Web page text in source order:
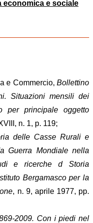
economica e sociale
e Commercio, Bollettino
Situazioni mensili dei
per principale oggetto
n. 1, p. 119;
delle Casse Rurali e
Guerra Mondiale nella
e ricerche d Storia
Bergamasco per la
, n. 9, aprile 1977, pp.
2009. Con i piedi nel